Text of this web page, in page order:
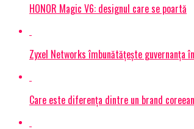
HONOR Magic V6: designul care se poartă
Zyxel Networks îmbunătățește
Care este diferența dintre un brand